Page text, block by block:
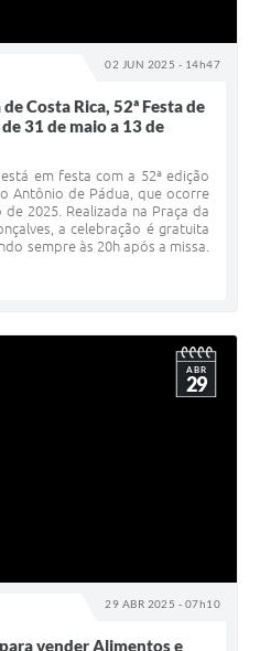
02 JUN 2025 - 14h47
Costa Rica, 52ª Festa de
31 de maio a 13 de
em festa com a 52ª edição
Antônio de Pádua, que ocorre
2025. Realizada na Praça da
a celebração é gratuita
sempre às 20h após a missa.
29 ABR 2025 - 07h10
ABR
29
vender Alimentos e